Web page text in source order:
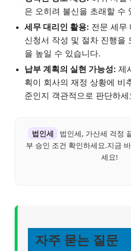
은 오히려 불신을 초래할 수
세무 대리인 활용: 전문 세무
신청서 작성 및 절차 진행을
을 높일 수 있습니다.
납부 계획의 실현 가능성: 제
획이 회사의 재정 상황에 비
준인지 객관적으로 판단하세
법인세
법인세, 가산세 걱정
부 승인 조건 확인하세요.지금
세요!
자주 묻는 질문